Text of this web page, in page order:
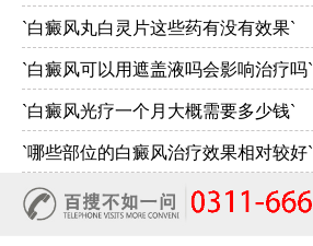
`白癜风丸白灵片这些药有没有效果`
`白癜风可以用遮盖液吗会影响治疗吗`
`白癜风光疗一个月大概需要多少钱`
`哪些部位的白癜风治疗效果相对较好`